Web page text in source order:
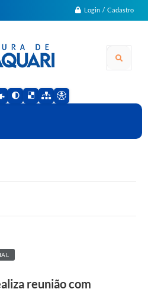
Login / Cadastro
reunião com